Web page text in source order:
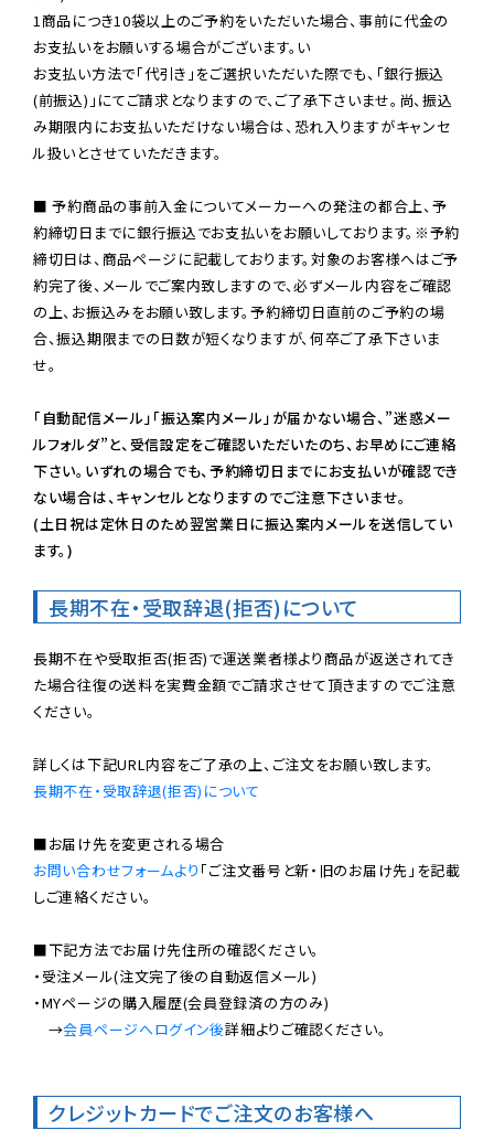
1商品につき10袋以上のご予約をいただいた場合、事前に代金の
お支払いをお願いする場合がございます。い
お支払い方法で「代引き」をご選択いただいた際でも、「銀行振込
(前振込)」にてご請求となりますので、ご了承下さいませ。尚、振込
み期限内にお支払いただけない場合は、恐れ入りますがキャンセ
ル扱いとさせていただきます。
■ 予約商品の事前入金についてメーカーへの発注の都合上、予
約締切日までに銀行振込でお支払いをお願いしております。※予約
締切日は、商品ページに記載しております。対象のお客様へはご予
約完了後、メールでご案内致しますので、必ずメール内容をご確認
の上、お振込みをお願い致します。予約締切日直前のご予約の場
合、振込期限までの日数が短くなりますが、何卒ご了承下さいま
せ。
「自動配信メール」「振込案内メール」が届かない場合、”迷惑メー
ルフォルダ”と、受信設定をご確認いただいたのち、お早めにご連絡
下さい。いずれの場合でも、予約締切日までにお支払いが確認でき
ない場合は、キャンセルとなりますのでご注意下さいませ。
(土日祝は定休日のため翌営業日に振込案内メールを送信してい
ます。)
長期不在・受取辞退(拒否)について
長期不在や受取拒否(拒否)で運送業者様より商品が返送されてき
た場合往復の送料を実費金額でご請求させて頂きますのでご注意
ください。
長期不在・受取辞退(拒否)について
お問い合わせフォームより 「ご注文番号と新・旧のお届け先」を記載
しご連絡ください。
■下記方法でお届け先住所の確認ください。
・受注メール(注文完了後の自動返信メール)
・MYページの購入履歴(会員登録済の方のみ)
→会員ページへログイン後詳細よりご確認ください。
クレジットカードでご注文のお客様へ